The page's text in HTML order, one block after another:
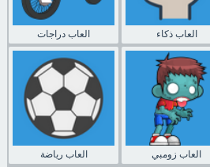
العاب دراجات العاب ذكاء
العاب رياضة العاب زومبي